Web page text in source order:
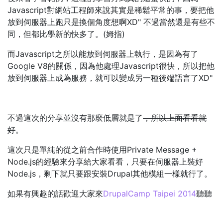
Javascript對網站工程師來說其實是稀鬆平常的事，要把他
放到伺服器上跑只是換個角度想啊XD" 不過當然還是有些不
同，但都比學新的快多了。(姆指)
而Javascript之所以能放到伺服器上執行，是因為有了
Google V8的關係，因為他處理Javascript很快，所以把他
放到伺服器上成為服務，就可以變成另一種後端語言了XD"
不過這次的分享並沒有那麼低層就是了，所以上面看看就
好。
這次只是單純的從之前合作時使用Private Message +
Node.js的經驗來分享給大家看看，只要在伺服器上裝好
Node.js，剩下就只要跟安裝Drupal其他模組一樣就行了。
如果有興趣的話歡迎大家來DrupalCamp Taipei 2014聽聽